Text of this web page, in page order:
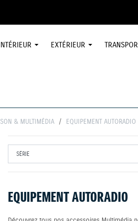
INTÉRIEUR EXTÉRIEUR
SON & MULTIMÉDIA EQUIPEMENT AUTORADIO
EQUIPEMENT AUTORADIO